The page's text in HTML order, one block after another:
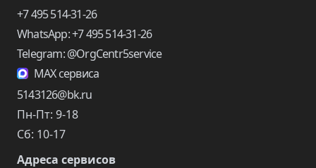
+7 495 514-31-26
WhatsApp: +7 495 514-31-26
Telegram: @OrgCentr5service
MAX сервиса
5143126@bk.ru
Пн-Пт: 9-18
Сб: 10-17
Адреса сервисов